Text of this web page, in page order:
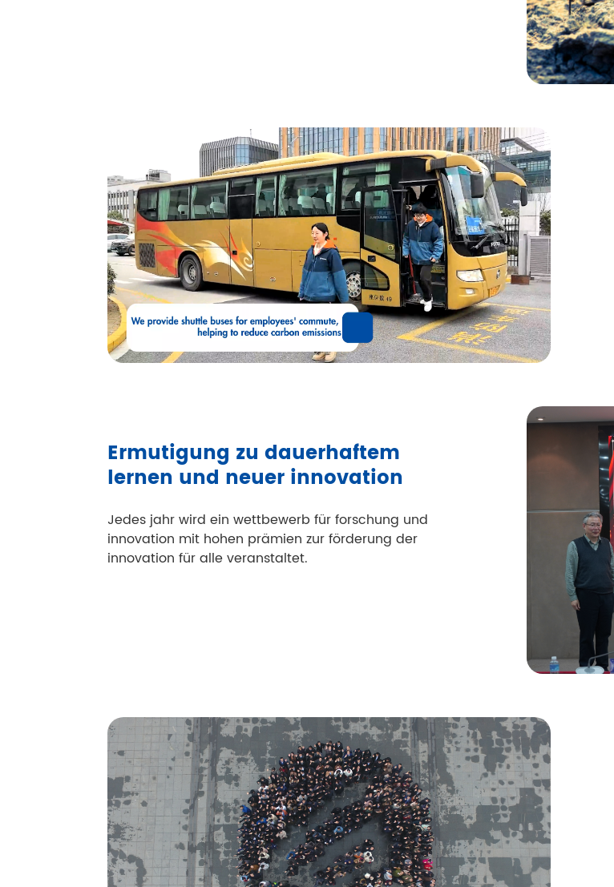
ÜberprüfungErmutigung zu dauerhaftem
lernen und neuer innovation
Jedes jahr wird ein wettbewerb für forschung und
innovation mit hohen prämien zur förderung der
innovation für alle veranstaltet.